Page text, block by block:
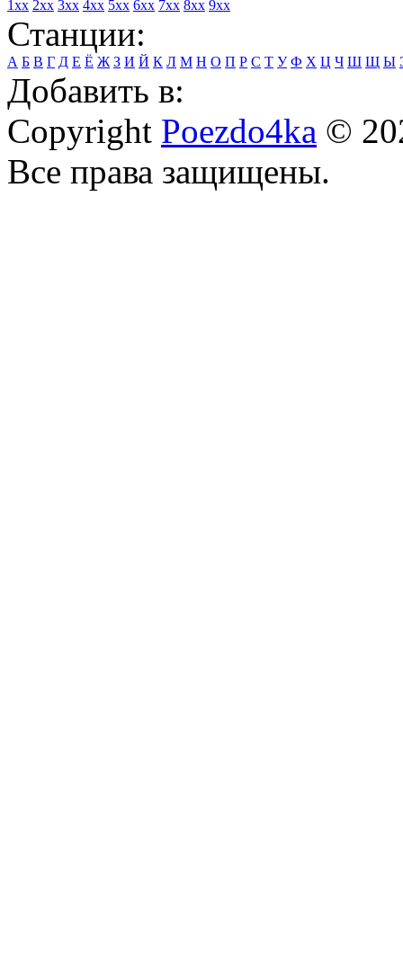
1xx 2xx 3xx 4xx 5xx 6xx 7xx 8xx 9xx
Станции:
А Б В Г Д Е Ё Ж З И Й К Л М Н О П Р С Т У Ф Х Ц Ч Ш Щ Ы
Добавить в:
Copyright Poezdo4ka ©
Все права защищены.